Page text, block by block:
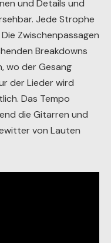
und Details und
Jede Strophe
Zwischenpassagen
Breakdowns
wo der Gesang
der Lieder wird
Das Tempo
die Gitarren und
von Lauten